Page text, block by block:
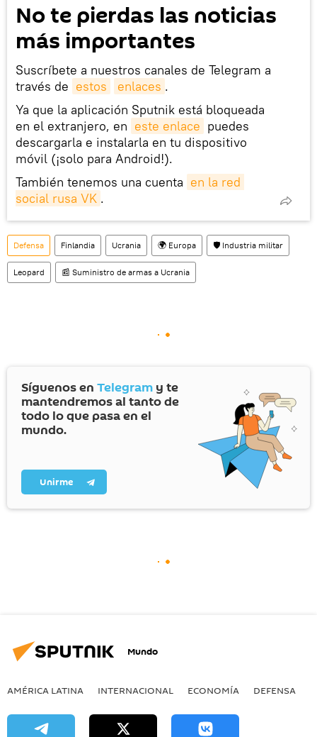
No te pierdas las noticias
más importantes
Suscríbete a nuestros canales de Telegram a
través de estos enlaces .
Ya que la aplicación Sputnik está bloqueada
en el extranjero, en este enlace puedes
descargarla e instalarla en tu dispositivo
móvil (¡solo para Android!).
También tenemos una cuenta en la red
social rusa VK .
Defensa Finlandia Ucrania 🌍 Europa 🛡️ Industria militar
Leopard 📰 Suministro de armas a Ucrania
Síguenos en Telegram y te
mantendremos al tanto de
todo lo que pasa en el
mundo.
Unirme
Mundo
AMÉRICA LATINA INTERNACIONAL ECONOMÍA DEFENSA